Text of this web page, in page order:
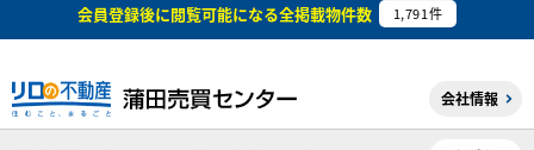
会員登録後に閲覧可能になる全掲載物件数 1,791件
会社情報